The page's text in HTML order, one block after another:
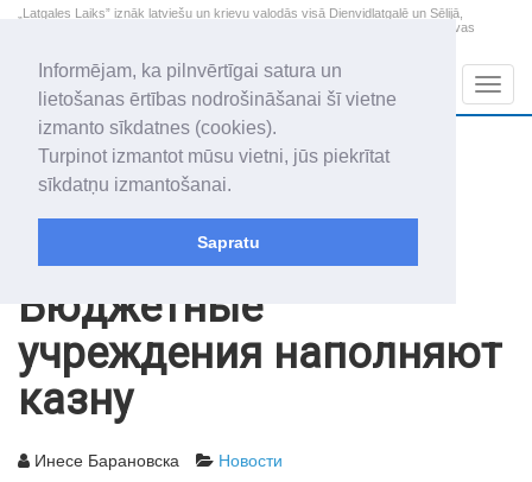
Informējam, ka pilnvērtīgai satura un
lietošanas ērtības nodrošināšanai šī vietne
izmanto sīkdatnes (cookies).
Turpinot izmantot mūsu vietni, jūs piekrītat
sīkdatņu izmantošanai.
Sapratu
„Latgales Laiks” iznāk latviešu un krievu valodās visā Dienvidlatgalē un Sēlijā,
„Latgales Laiks” latviešu valodā aptver Daugavpils valstspilsētu, Augšdaugavas
2026. gada 8. augusts
Sestdiena
Mudīte, Vladislava, Vladislavs
+13.2
Бюджетные
учреждения наполняют
казну
Инесе Барановска Новости